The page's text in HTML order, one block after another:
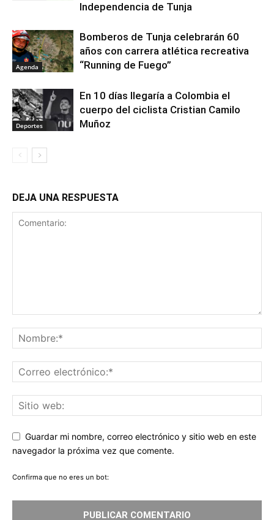
Independencia de Tunja
Agenda
Bomberos de Tunja celebrarán 60
años con carrera atlética recreativa
“Running de Fuego”
Deportes
En 10 días llegaría a Colombia el
cuerpo del ciclista Cristian Camilo
Muñoz
DEJA UNA RESPUESTA
Guardar mi nombre, correo electrónico y sitio web en este
navegador la próxima vez que comente.
Confirma que no eres un bot: